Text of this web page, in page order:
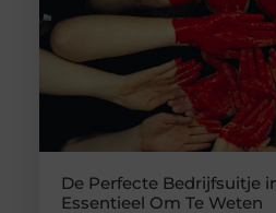
De Perfecte Bedrijfsuitje
Essentieel Om Te Weten